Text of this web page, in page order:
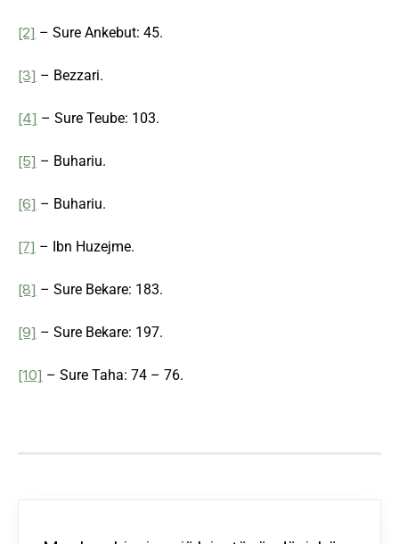
[2] – Sure Ankebut: 45.
[3] – Bezzari.
[4] – Sure Teube: 103.
[5] – Buhariu.
[6] – Buhariu.
[7] – Ibn Huzejme.
[8] – Sure Bekare: 183.
[9] – Sure Bekare: 197.
[10] – Sure Taha: 74 – 76.